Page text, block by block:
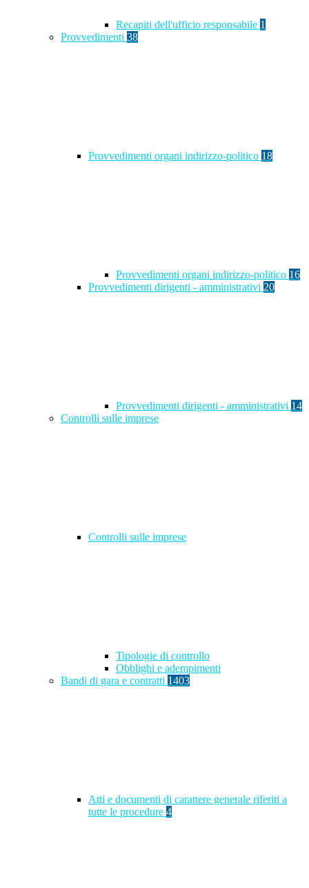
Recapiti dell'ufficio responsabile 1
Provvedimenti 38
Provvedimenti organi indirizzo-politico 18
Provvedimenti organi indirizzo-politico 16
Provvedimenti dirigenti - amministrativi 20
Provvedimenti dirigenti - amministrativi 14
Controlli sulle imprese
Controlli sulle imprese
Tipologie di controllo
Obblighi e adempimenti
Bandi di gara e contratti 1403
Atti e documenti di carattere generale riferiti a
tutte le procedure 4